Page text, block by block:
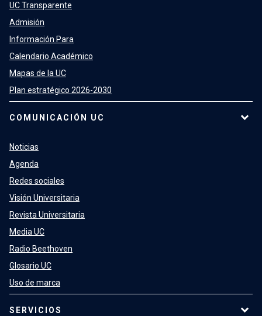
UC Transparente
Admisión
Información Para
Calendario Académico
Mapas de la UC
Plan estratégico 2026-2030
COMUNICACIÓN UC
Noticias
Agenda
Redes sociales
Visión Universitaria
Revista Universitaria
Media UC
Radio Beethoven
Glosario UC
Uso de marca
SERVICIOS